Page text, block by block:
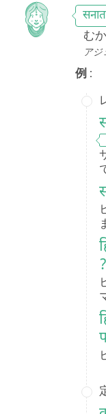
む
ア
例 :
?